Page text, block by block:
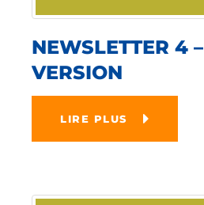
NEWSLETTER 4
VERSION
LIRE PLUS